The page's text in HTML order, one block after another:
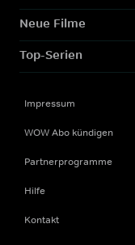
Neue Filme
Top-Serien
Impressum
WOW Abo kündigen
Partnerprogramme
Hilfe
Kontakt